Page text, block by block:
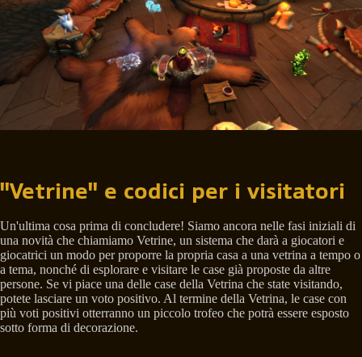
"Vetrine" e codici per i visitatori
Un'ultima cosa prima di concludere! Siamo ancora nelle fasi iniziali di
una novità che chiamiamo Vetrine, un sistema che darà a giocatori e
giocatrici un modo per proporre la propria casa a una vetrina a tempo o
a tema, nonché di esplorare e visitare le case già proposte da altre
persone. Se vi piace una delle case della Vetrina che state visitando,
potete lasciare un voto positivo. Al termine della Vetrina, le case con
più voti positivi otterranno un piccolo trofeo che potrà essere esposto
sotto forma di decorazione.